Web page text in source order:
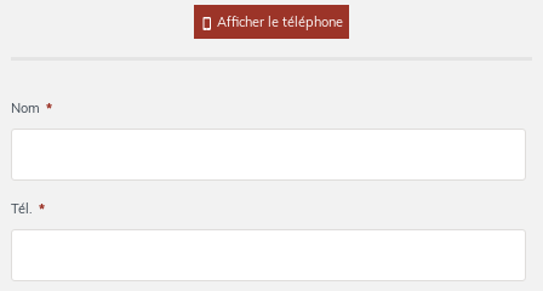
Afficher le téléphone
Nom *
Tél. *